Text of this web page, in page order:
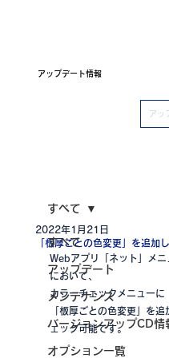
アップデート情報
すべて
アップデート
メンテナンス
バージョンアップCD情
オプション一覧
すべて
「板厚ごとの色変更」を追加
2022年1月21日
Webアプリ「ネット」メニ
において、
カラーチェックメニューに
「板厚ごとの色変更」を
ェック可能です。